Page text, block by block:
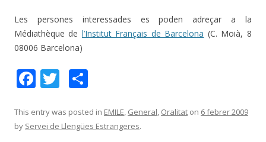
Les persones interessades es poden adreçar a la
Médiathèque de l’Institut Français de Barcelona (C. Moià, 8
08006 Barcelona)
F
e
b
T
itt
er
m
p
This entry was posted in EMILE, General, Oralitat on 6 febrer 2009
by Servei de Llengües Estrangeres.